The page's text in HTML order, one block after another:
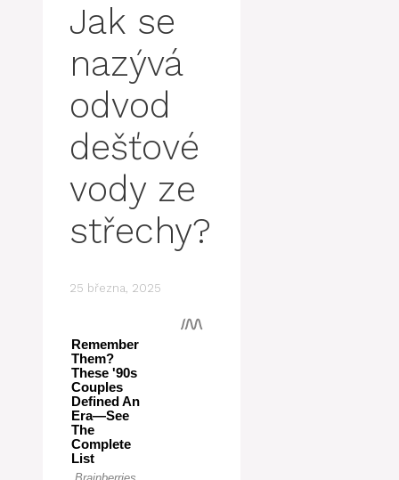
Jak se
nazývá
odvod
dešťové
vody ze
střechy?
25 března, 2025